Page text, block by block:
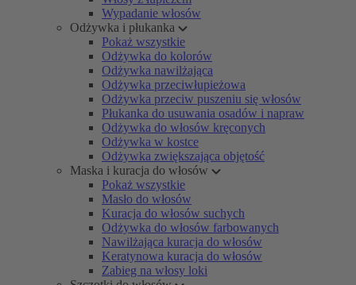
Wypadanie włosów
Odżywka i płukanka
Pokaż wszystkie
Odżywka do kolorów
Odżywka nawilżająca
Odżywka przeciwłupieżowa
Odżywka przeciw puszeniu się włosów
Płukanka do usuwania osadów i napraw
Odżywka do włosów kręconych
Odżywka w kostce
Odżywka zwiększająca objętość
Maska i kuracja do włosów
Pokaż wszystkie
Masło do włosów
Kuracja do włosów suchych
Odżywka do włosów farbowanych
Nawilżająca kuracja do włosów
Keratynowa kuracja do włosów
Zabieg na włosy loki